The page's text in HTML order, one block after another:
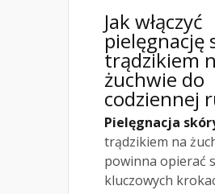
Jak włączyć
pielęgnację
trądzikiem
żuchwie do
codziennej
Pielęgnacja
trądzikiem na
powinna opierać
kluczowych